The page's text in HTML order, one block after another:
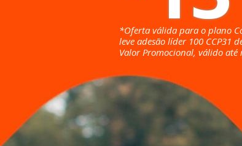
*Oferta válida para o plano
leve adesão líder 100 CCP31
Valor Promocional, válido até